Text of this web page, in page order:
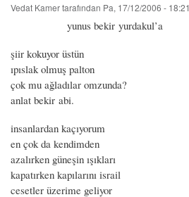
Vedat Kamertarafından Pa, 17/12/2006 - 18:21
yunus bekir yurdakul’a
şiir kokuyor üstün
ıpıslak olmuş palton
çok mu ağladılar omzunda?
anlat bekir abi.
insanlardan kaçıyorum
en çok da kendimden
azalırken güneşin ışıkları
kapatırken kapılarını israil
cesetler üzerime geliyor